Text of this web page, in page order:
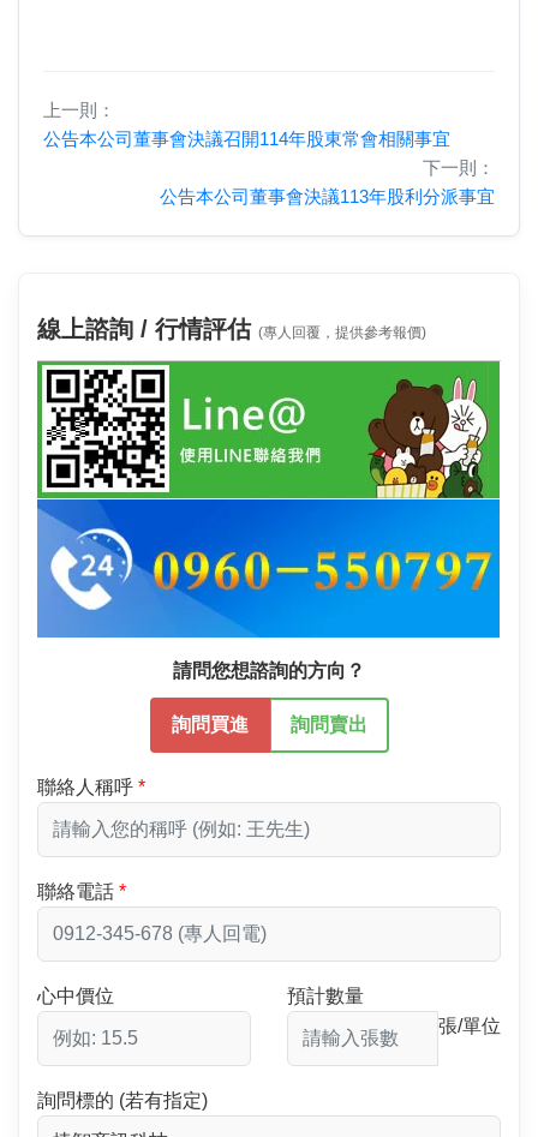
上一則：
公告本公司董事會決議召開114年股東常會相關事宜
下一則：
公告本公司董事會決議113年股利分派事宜
線上諮詢 / 行情評估 (專人回覆，提供參考報價)
請問您想諮詢的方向？
詢問買進 詢問賣出
聯絡人稱呼
聯絡電話
心中價位
預計數量
張/單位
詢問標的 (若有指定)